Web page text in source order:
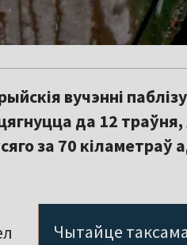
вучэнні
да 12
за 70 кіламетраў
Чытайце